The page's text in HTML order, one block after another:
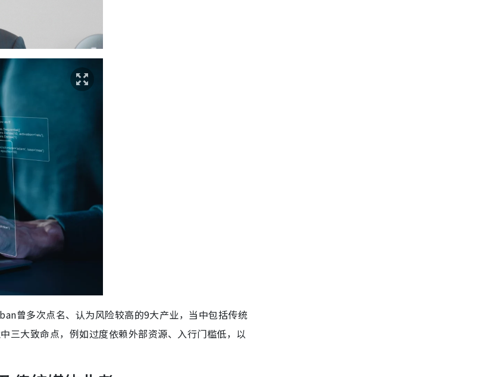
曾多次点名、认为风险较高的9大产业，当中包括传统
三大致命点，例如过度依赖外部资源、入行门槛低，以